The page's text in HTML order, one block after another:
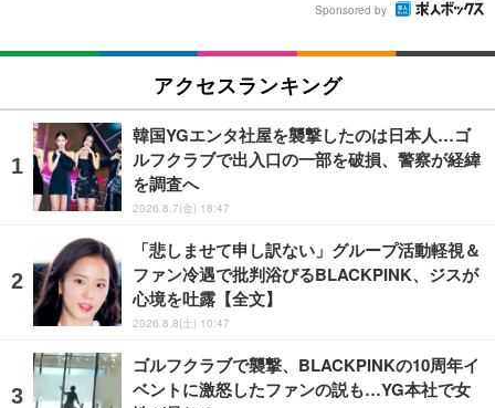
Sponsored by
アクセスランキング
韓国YGエンタ社屋を襲撃したのは日本人…ゴ
ルフクラブで出入口の一部を破損、警察が経緯
を調査へ
2026.8.7(金) 18:47
「悲しませて申し訳ない」グループ活動軽視＆
ファン冷遇で批判浴びるBLACKPINK、ジスが
心境を吐露【全文】
2026.8.8(土) 10:47
ゴルフクラブで襲撃、BLACKPINKの10周年イ
ベントに激怒したファンの説も…YG本社で女